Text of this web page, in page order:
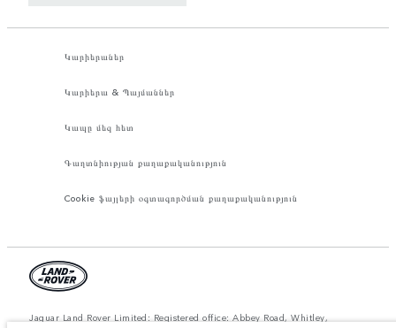
Կարիերաներ
Կարիերա & Պայմաններ
Կապը մեզ հետ
Գաղտնիության քաղաքականություն
Cookie ֆայլերի օգտագործման քաղաքականություն
Jaguar Land Rover Limited: Registered office: Abbey Road, Whitley,